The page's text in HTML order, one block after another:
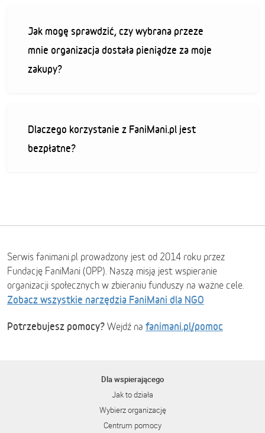
Jak mogę sprawdzić, czy wybrana przeze
mnie organizacja dostała pieniądze za moje
zakupy?
Dlaczego korzystanie z FaniMani.pl jest
bezpłatne?
Serwis fanimani.pl prowadzony jest od 2014 roku przez
Fundację FaniMani (OPP). Naszą misją jest wspieranie
organizacji społecznych w zbieraniu funduszy na ważne cele.
Zobacz wszystkie narzędzia FaniMani dla NGO
Potrzebujesz pomocy? Wejdź na fanimani.pl/pomoc
Dla wspierającego
Jak to działa
Wybierz organizację
Centrum pomocy